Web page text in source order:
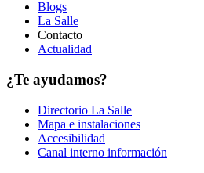
Blogs
La Salle
Contacto
Actualidad
¿Te ayudamos?
Directorio La Salle
Mapa e instalaciones
Accesibilidad
Canal interno información